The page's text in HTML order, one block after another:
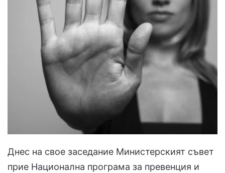
Днес на свое заседание Министерският съвет
прие Национална програма за превенция и